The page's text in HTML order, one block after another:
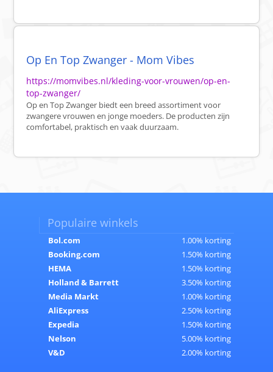
Op En Top Zwanger - Mom Vibes
https://momvibes.nl/kleding-voor-vrouwen/op-en-
top-zwanger/
Op en Top Zwanger biedt een breed assortiment voor
zwangere vrouwen en jonge moeders. De producten zijn
comfortabel, praktisch en vaak duurzaam.
Populaire winkels
Bol.com
1.00% korting
Booking.com
1.50% korting
HEMA
1.50% korting
Holland & Barrett
3.50% korting
Media Markt
1.00% korting
AliExpress
2.50% korting
Expedia
1.50% korting
Nelson
5.00% korting
V&D
2.00% korting